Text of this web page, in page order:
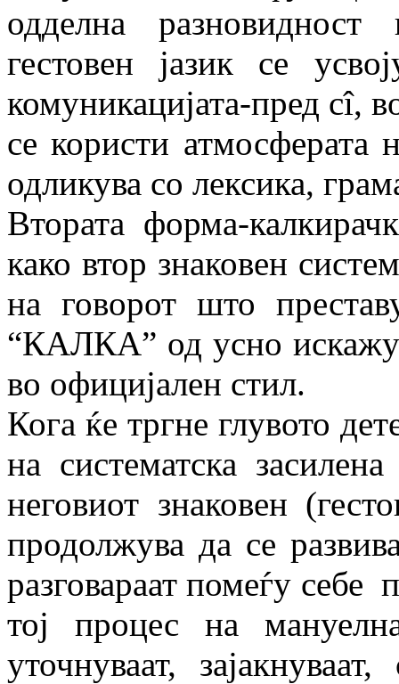
одделна
гестовен јазик се
комуникацијата-пред сî,
се користи
одликува со лексика,
Втората форма-
како втор знаковен
на говорот што
“КАЛКА” од усно
во официјален стил.
Кога ќе тргне глувото
на систематска
неговиот знаковен
продолжува да се
разговараат помеѓу
тој процес на
уточнуваат,